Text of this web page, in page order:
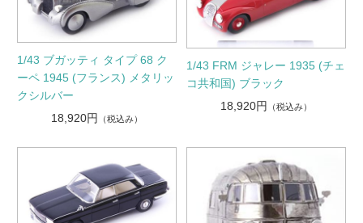
1/43 ブガッティ タイプ 68 ク
ーペ 1945 (フランス) メタリッ
クシルバー
18,920円
（税込み）
1/43 FRM ジャレー 1935 (チェ
コ共和国) ブラック
18,920円
（税込み）